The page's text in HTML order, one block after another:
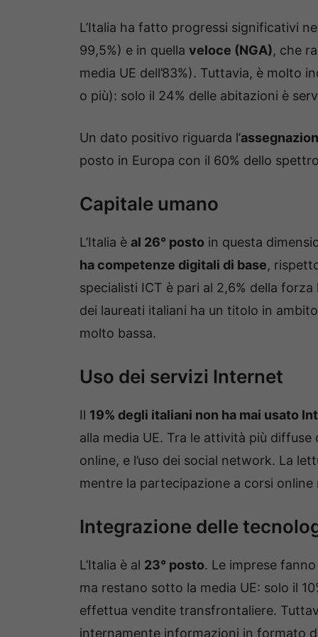
L’Italia ha fatto progressi significativi
99,5%) e in quella veloce (NGA), che
media UE dell’83%). Tuttavia, è molto
o più): solo il 24% delle abitazioni è
Un dato positivo riguarda l’
posto in Europa con il 60% dello
Capitale umano
L’Italia è al 26° posto in questa
ha competenze digitali di base,
specialisti ICT è pari al 2,6% della forza
dei laureati italiani ha un titolo in
molto bassa.
Uso dei servizi Internet
Il 19% degli italiani non ha mai usato
alla media UE. Tra le attività più
online, e l’uso dei social network. La
mentre la partecipazione a corsi
Integrazione delle
L’Italia è al 23° posto. Le imprese fanno
ma restano sotto la media UE: solo il
effettua vendite transfrontaliere.
internamente informazioni in formato